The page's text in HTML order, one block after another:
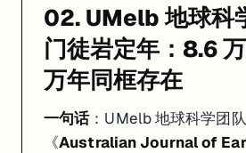
02. UMelb 地球科
门徒岩定年：8.6
万年同框存在
一句话：UMelb 地球科学团
《Australian Journal of